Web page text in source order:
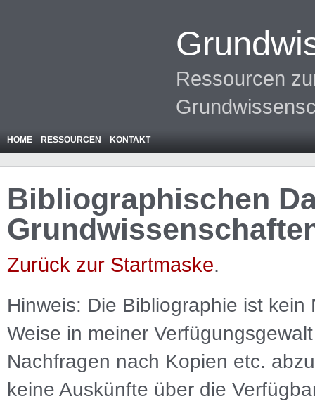
Ressourcen
HOME RESSOURCEN KONTAKT
Bibliographischen
Zurück zur Startmaske.
Hinweis: Die Bibliographie ist kein
Weise in meiner
Nachfragen nach Kopien etc.
keine Auskünfte über die